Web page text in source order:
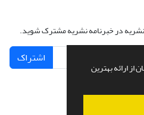
از ارائه بهترین
نشریه در خبرنامه نشریه مشترک شوید.
اشتراک